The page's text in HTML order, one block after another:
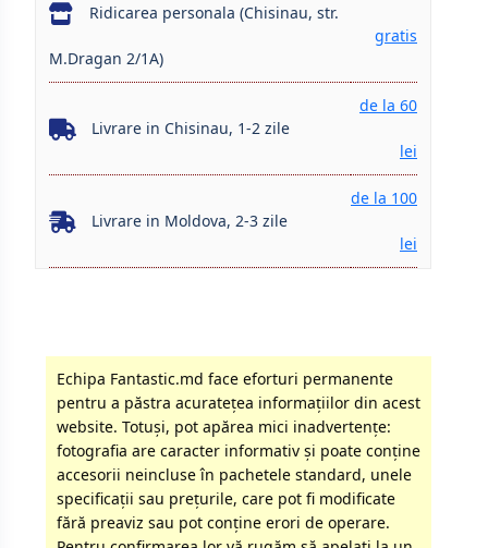
Ridicarea personala (Chisinau, str.
M.Dragan 2/1A)
gratis
Livrare in Chisinau, 1-2 zile
de la 60
lei
Livrare in Moldova, 2-3 zile
de la 100
lei
Echipa Fantastic.md face eforturi permanente
pentru a păstra acurateţea informaţiilor din acest
website. Totuși, pot apărea mici inadvertenţe:
fotografia are caracter informativ şi poate conţine
accesorii neincluse în pachetele standard, unele
specificaţii sau preţurile, care pot fi modificate
fără preaviz sau pot conţine erori de operare.